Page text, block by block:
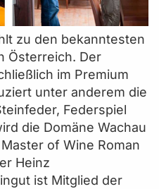
zu den bekanntesten
Österreich. Der
im Premium
unter anderem die
Federspiel
die Domäne Wachau
of Wine Roman
Heinz
ist Mitglied der